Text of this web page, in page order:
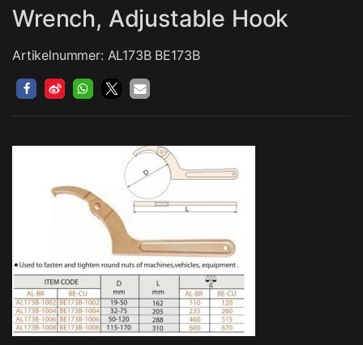
Wrench, Adjustable Hook
Artikelnummer: AL173B BE173B